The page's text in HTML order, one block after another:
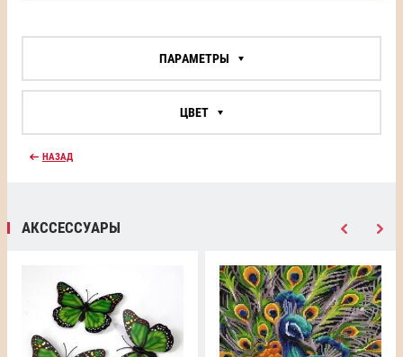
ПАРАМЕТРЫ
ЦВЕТ
НАЗАД
АКССЕССУАРЫ